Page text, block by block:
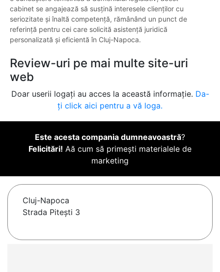
cabinet se angajează să susțină interesele clienților cu
seriozitate și înaltă competență, rămânând un punct de
referință pentru cei care solicită asistență juridică
personalizată și eficientă în Cluj-Napoca.
Review-uri pe mai multe site-uri
web
Doar userii logați au acces la această informație. Da-
ți click aici pentru a vă loga.
Este acesta compania dumneavoastră?
Felicitări! Aă cum să primești materialele de
marketing
Cluj-Napoca
Strada Pitești 3